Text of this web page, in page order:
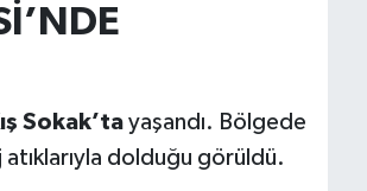
Sokak’tayaşandı. Bölgede
atıklarıyla dolduğu görüldü.